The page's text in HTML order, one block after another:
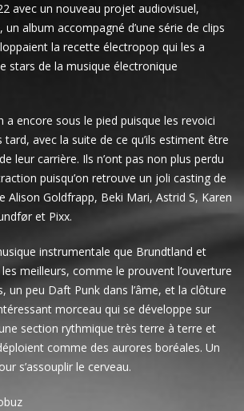
avec un nouveau projet audiovisuel,
album accompagné d’une série de clips
la recette électropop qui les a
stars de la musique électronique
a encore sous le pied puisque les revoici
avec la suite de ce qu’ils estiment être
leur carrière. Ils n’ont pas non plus perdu
puisqu’on retrouve un joli casting de
Alison Goldfrapp, Beki Mari, Astrid S, Karen
et Pixx.
instrumentale que Brundtland et
meilleurs, comme le prouvent l’ouverture
un peu Daft Punk dans l’âme, et la clôture
morceau qui se développe sur
section rythmique très terre à terre et
comme des aurores boréales. Un
s’assouplir le cerveau.